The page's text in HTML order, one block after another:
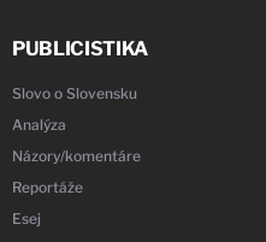
PUBLICISTIKA
Slovo o Slovensku
Analýza
Názory/komentáre
Reportáže
Esej